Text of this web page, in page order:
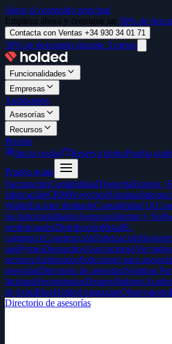
Saltar al contenido principal
Empieza ahora y consigue un 50% de
Contacta con Ventas +34 930 34 01 71
50% de descuento durante 3 meses
Funcionalidades
Empresas
Autónomos
Asesorías
Recursos
Precios
Inicia sesión
Reserva demoPrueba
Prueba gratis
FacturaciónContabilidadTesoreríaEquipo /
fabricaciónCRMProyectosNóminas
WalletEscáner ilimitadoContabilidad IA
las funcionalidadesAgenciasInternet y
profesionalesDistribuciónRetailE-
commerceConstrucciónFabricación
upsPymesDespachosAsociacionesVer
sectoresAutónomosSoluciones para
asesoríasDirectorio de asesoríasSolution
facturasHerramientasDesarrolladores
de éxitoBlogHolded magazineObservatorio
Directorio de asesorías